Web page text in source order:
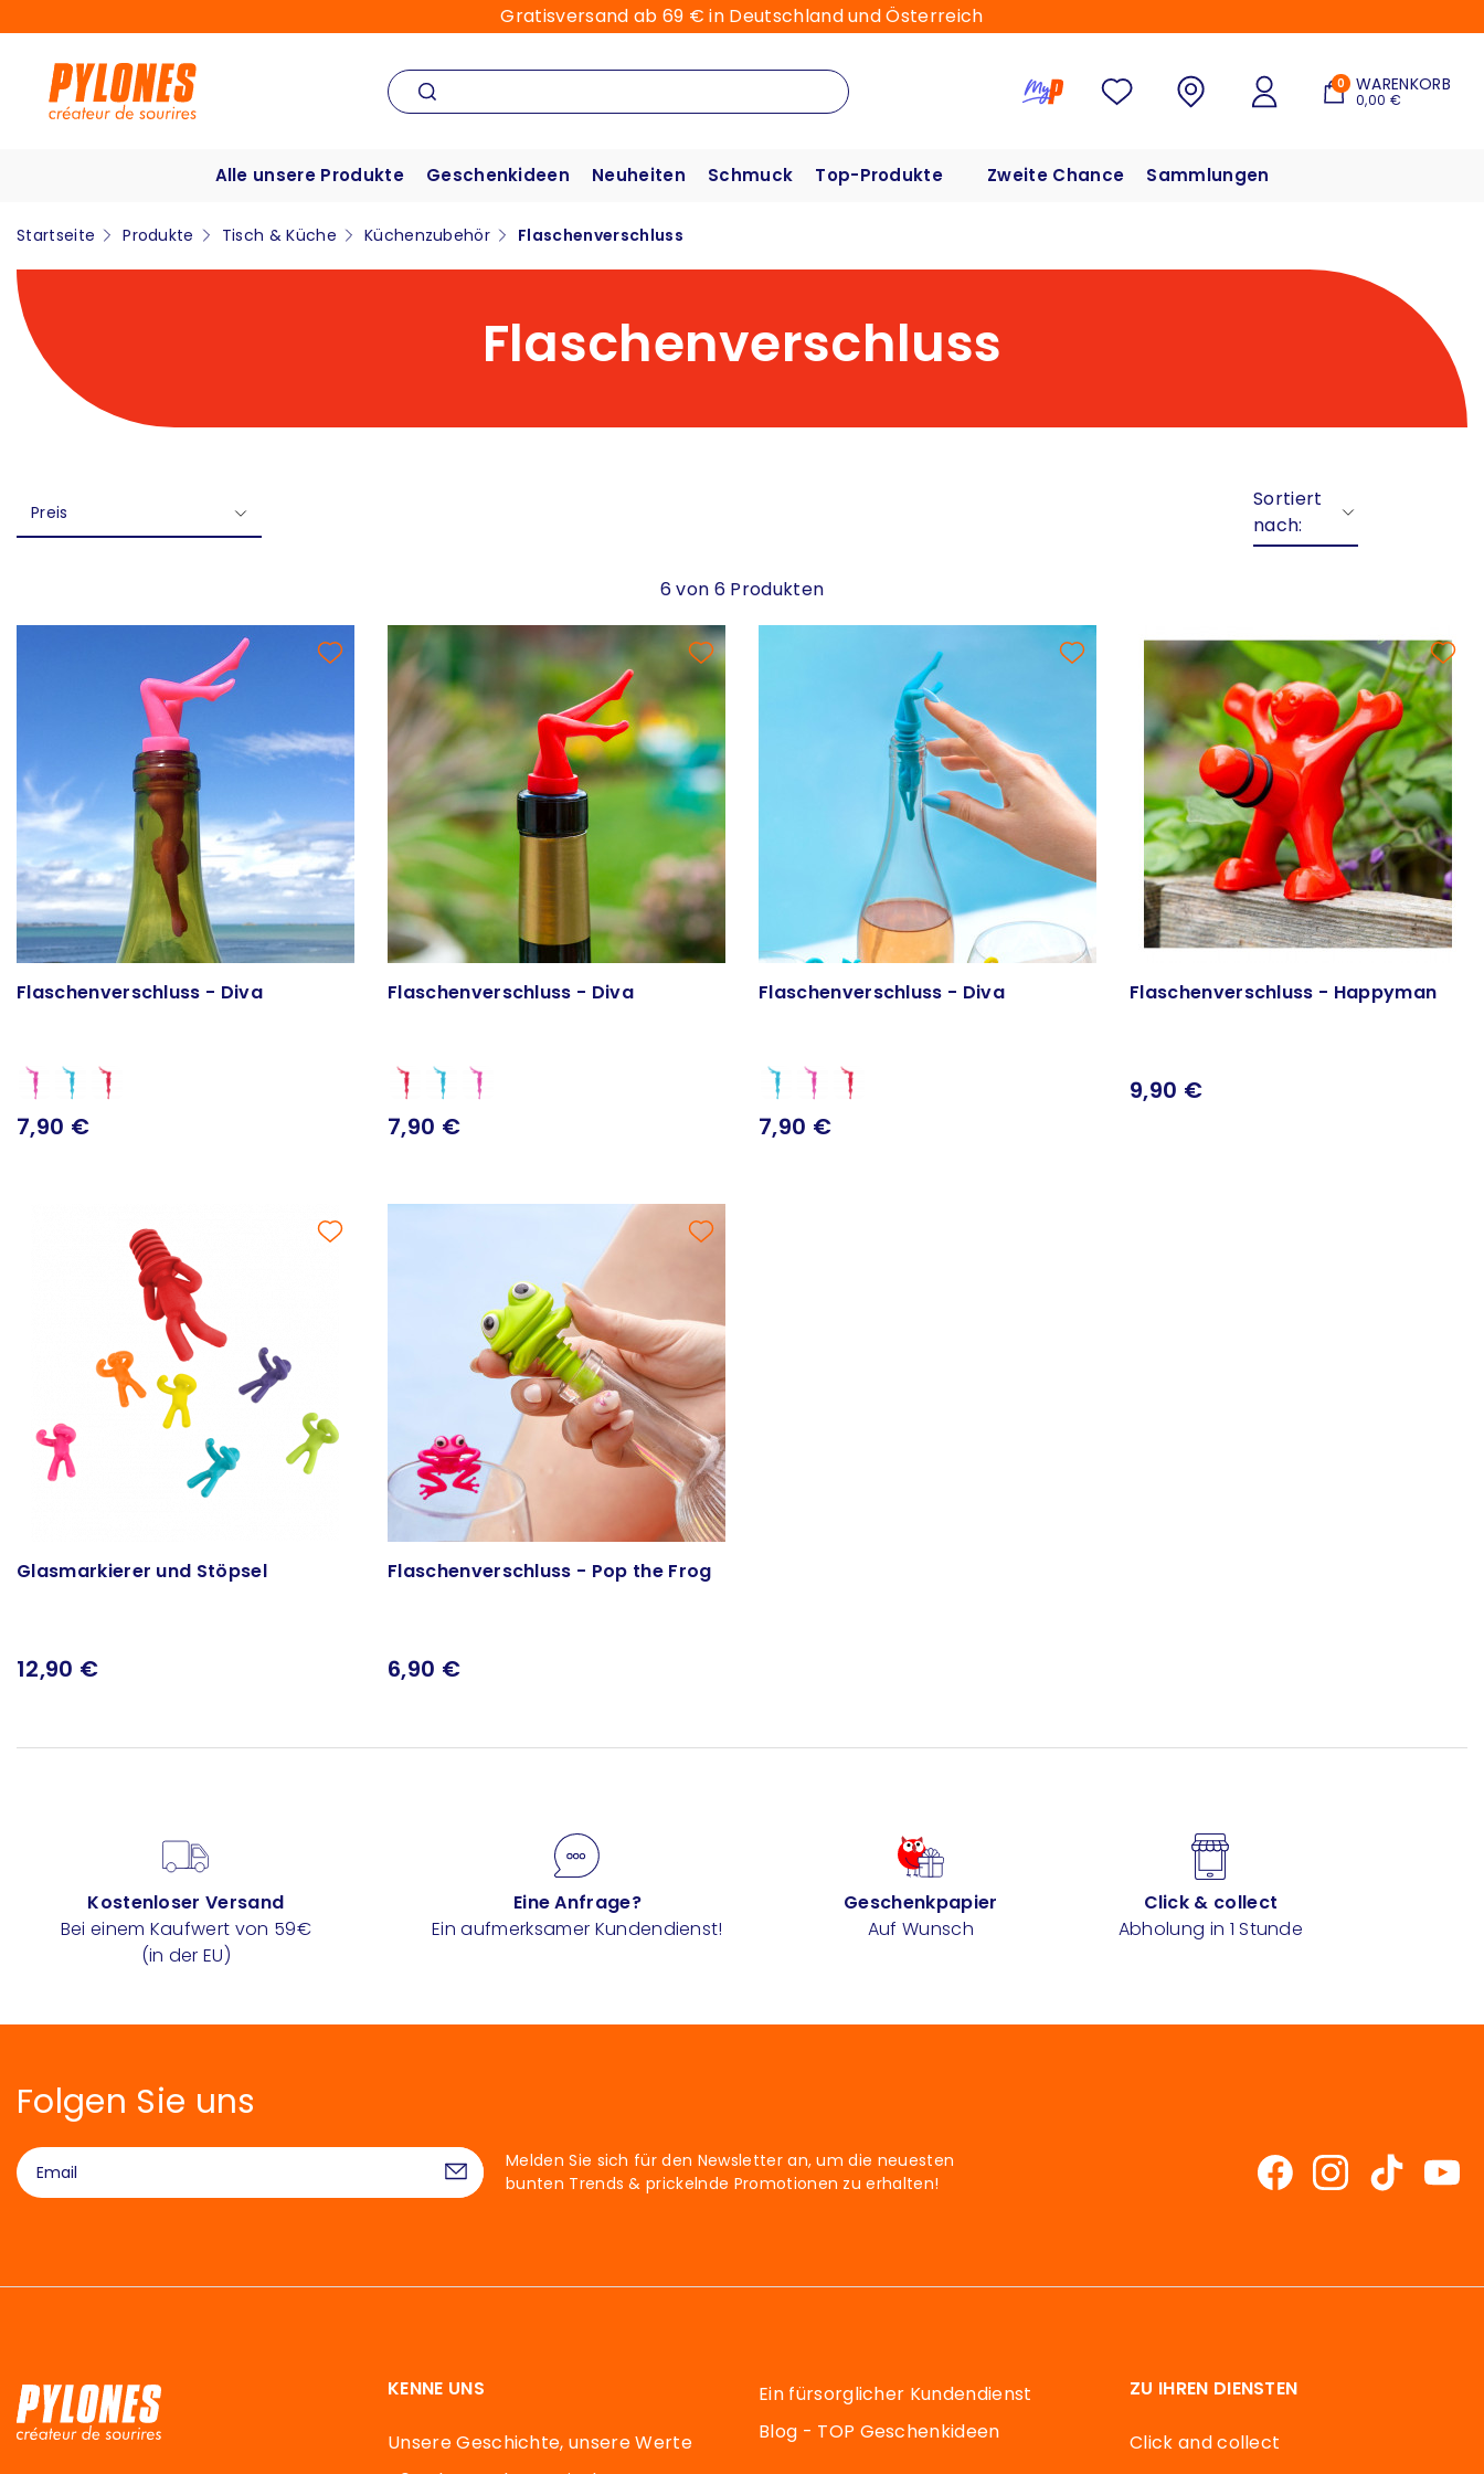
Gratisversand ab 69 € in Deutschland und Österreich
0 WARENKORB
0,00 €
Alle unsere Produkte Geschenkideen Neuheiten Schmuck Top-Produkte Zweite Chance Sammlungen
Startseite Produkte Tisch & Küche Küchenzubehör Flaschenverschluss
Flaschenverschluss
Preis
Sortiert
nach:
6 von 6 Produkten
Flaschenverschluss - Diva
7,90 €
Flaschenverschluss - Diva
7,90 €
Flaschenverschluss - Diva
7,90 €
Flaschenverschluss - Happyman
9,90 €
Glasmarkierer und Stöpsel
12,90 €
Flaschenverschluss - Pop the Frog
6,90 €
Kostenloser Versand
Bei einem Kaufwert von 59€
(in der EU)
Eine Anfrage?
Ein aufmerksamer Kundendienst!
Geschenkpapier
Auf Wunsch
Click & collect
Abholung in 1 Stunde
Folgen Sie uns
Melden Sie sich für den Newsletter an, um die neuesten
bunten Trends & prickelnde Promotionen zu erhalten!
KENNE UNS
Unsere Geschichte, unsere Werte
Ein fürsorglicher Kundendienst
Blog - TOP Geschenkideen
ZU IHREN DIENSTEN
Click and collect